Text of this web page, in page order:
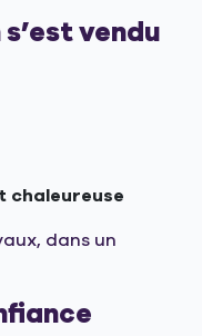
vendu
chaleureuse
dans un